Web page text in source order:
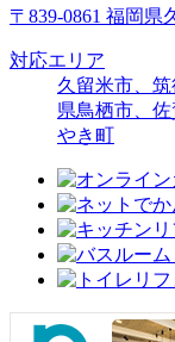
〒839-0861 福岡県
対応エリア
久留米市、
県鳥栖市、
やき町